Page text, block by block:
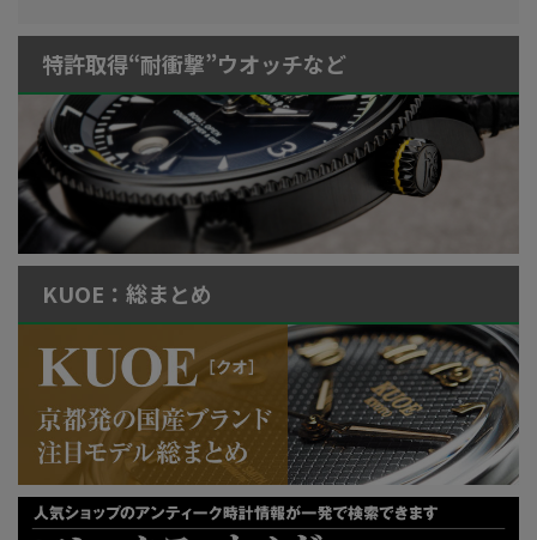
特許取得“耐衝撃”ウオッチなど
KUOE：総まとめ